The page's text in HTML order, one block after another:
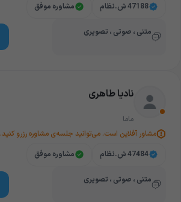
47188 ش.نظام
مشاوره موفق
متنی ، صوتی ، تصویری
نادیا طاهری
ماما
مشاور آفلاین است. می‌توانید جلسه‌ی مشاوره رزرو کنید.
47484 ش.نظام
مشاوره موفق
متنی ، صوتی ، تصویری